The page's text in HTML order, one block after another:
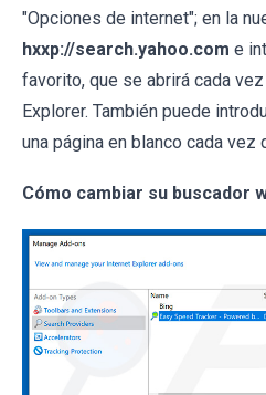
"Opciones de internet"; en la
hxxp://search.yahoo.com e
favorito, que se abrirá cada
Explorer. También puede
una página en blanco cada vez
Cómo cambiar su buscador